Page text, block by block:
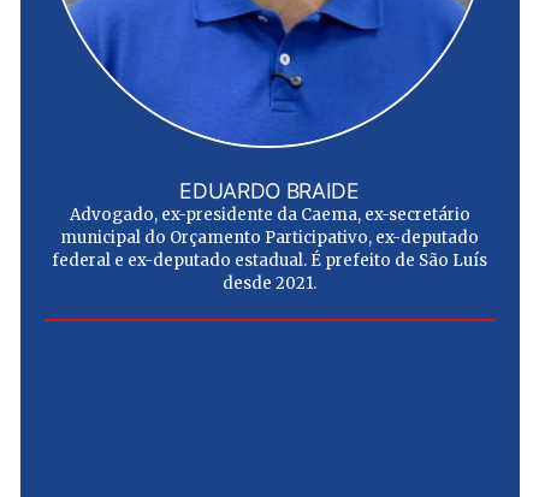
EDUARDO BRAIDE
Advogado, ex-presidente da Caema, ex-secretário
municipal do Orçamento Participativo, ex-deputado
federal e ex-deputado estadual. É prefeito de São Luís
desde 2021.